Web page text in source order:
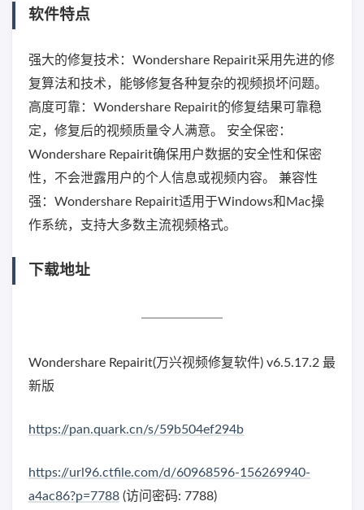
软件特点
强大的修复技术：Wondershare Repairit采用先进的修
复算法和技术，能够修复各种复杂的视频损坏问题。
高度可靠：Wondershare Repairit的修复结果可靠稳
定，修复后的视频质量令人满意。 安全保密：
Wondershare Repairit确保用户数据的安全性和保密
性，不会泄露用户的个人信息或视频内容。 兼容性
强：Wondershare Repairit适用于Windows和Mac操
作系统，支持大多数主流视频格式。
下载地址
Wondershare Repairit(万兴视频修复软件) v6.5.17.2 最
新版
https://pan.quark.cn/s/59b504ef294b
https://url96.ctfile.com/d/60968596-156269940-
a4ac86?p=7788 (访问密码: 7788)